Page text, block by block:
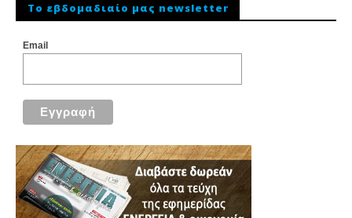
To εβδομαδιαίο μας newsletter
Email